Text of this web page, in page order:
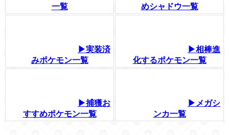
一覧
めシャドウ一覧
▶実装済
みポケモン一覧
▶相棒進
化するポケモン一覧
▶捕獲お
すすめポケモン一覧
▶メガシ
ンカ一覧